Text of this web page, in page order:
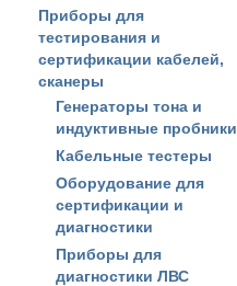
Приборы для
тестирования и
сертификации кабелей,
сканеры
Генераторы тона и
индуктивные пробники
Кабельные тестеры
Оборудование для
сертификации и
диагностики
Приборы для
диагностики ЛВС